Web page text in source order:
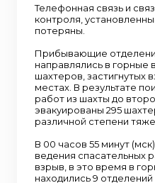
Телефонная связь и
контроля,
потеряны.
Прибывающие
направлялись в горные
шахтеров, застигнутых
местах. В результате
работ из шахты до
эвакуированы 295
различной степени
В 00 часов 55 минут
ведения спасательных
взрыв, в это время в
находились 9